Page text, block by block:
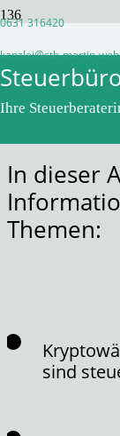
0631 316420
kanzlei@stb-martin-
Ihre
vor 3 Jahren
WPadminSB
In dieser
Themen:
sind